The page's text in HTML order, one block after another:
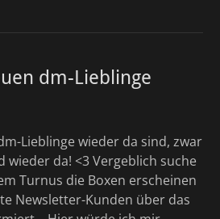
dm-Lieblinge
Lieblinge wieder da sind, zwar
wieder da! <3 Vergeblich suche
Turnus die Boxen erscheinen
Newsletter-Kunden über das